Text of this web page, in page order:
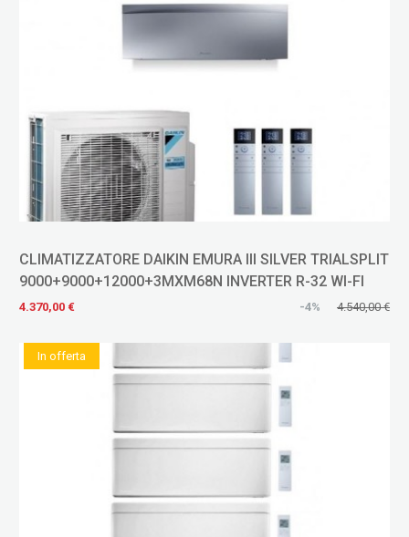
CLIMATIZZATORE DAIKIN EMURA III SILVER TRIALSPLIT
9000+9000+12000+3MXM68N INVERTER R-32 WI-FI
4.370,00 € -4% 4.540,00 €
In offerta